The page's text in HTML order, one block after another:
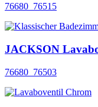
76680_76515
JACKSON
76680_76503